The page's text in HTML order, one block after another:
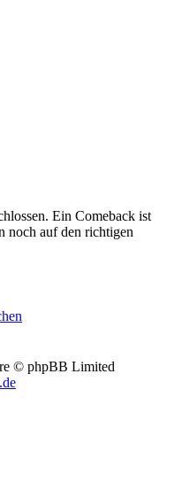
Ein Comeback ist
noch auf den richtigen
© phpBB Limited